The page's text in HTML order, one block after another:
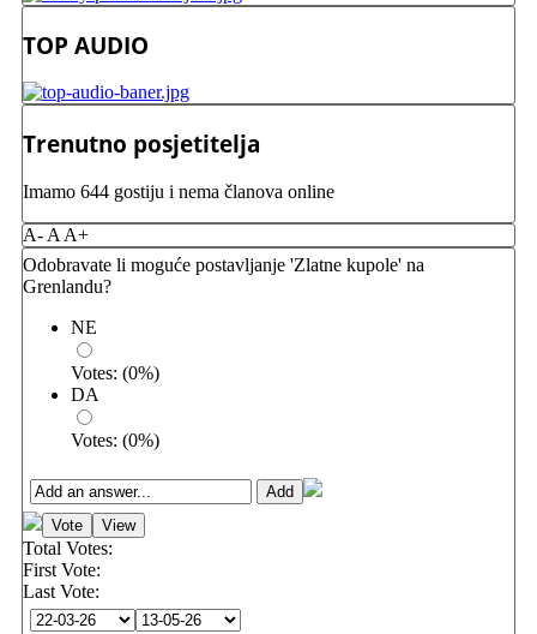
TOP AUDIO
Trenutno posjetitelja
Imamo 644 gostiju i nema članova online
A- A A+
Odobravate li moguće postavljanje 'Zlatne kupole' na
Grenlandu?
NE
Votes: (0%)
DA
Votes: (0%)
Total Votes:
First Vote:
Last Vote: